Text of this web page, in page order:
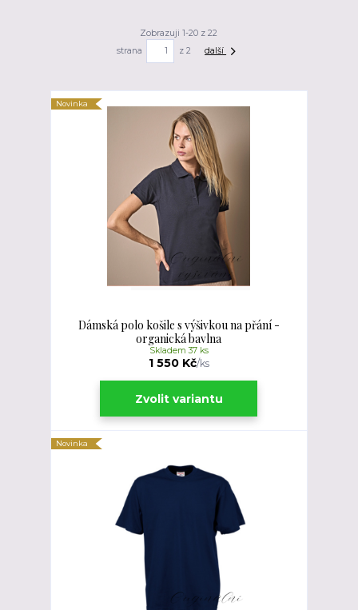
Zobrazuji 1-20 z 22
strana
z 2 další
Novinka
Dámská polo košile s výšivkou na přání -
organická bavlna
1 550 Kč/ks
Skladem 37 ks
Zvolit variantu
Novinka